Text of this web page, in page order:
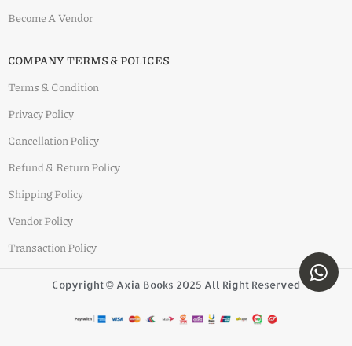
Become A Vendor
COMPANY TERMS & POLICES
Terms & Condition
Privacy Policy
Cancellation Policy
Refund & Return Policy
Shipping Policy
Vendor Policy
Transaction Policy
Copyright © Axia Books 2025 All Right Reserved